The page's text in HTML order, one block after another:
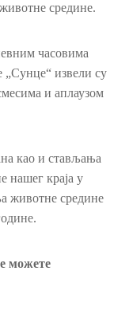
средине.
часовима
извели су
и аплаузом
као и стављања
нашег краја у
животне средине
можете